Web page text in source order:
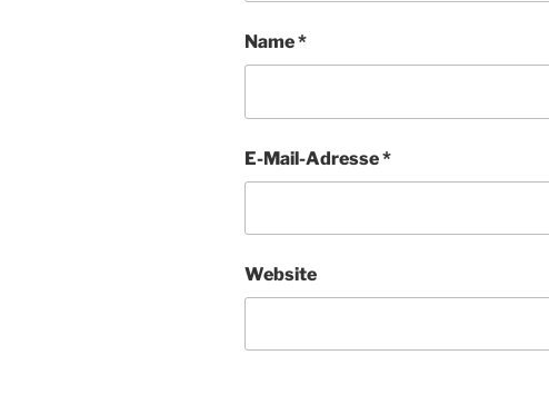
Name*
E-Mail-Adresse*
Website